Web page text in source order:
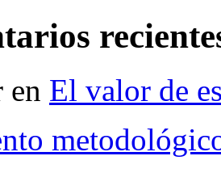
en El valor de